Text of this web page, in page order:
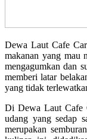
Dewa Laut Cafe
makanan yang mau
mengagumkan dan
memberi latar
yang tidak
Di Dewa Laut Cafe
udang yang sedap
merupakan